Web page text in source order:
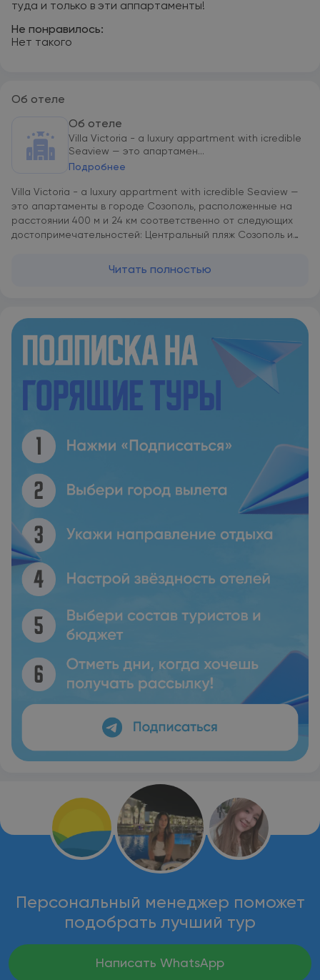
туда и только в эти аппартаменты!
Не понравилось:
Нет такого
Об отеле
Об отеле
Villa Victoria - a luxury appartment with icredible
Seaview — это апартамен...
Подробнее
Villa Victoria - a luxury appartment with icredible Seaview —
это апартаменты в городе Созополь, расположенные на
расстоянии 400 м и 24 км соответственно от следующих
достопримечательностей: Центральный пляж Созополь и
принадлежности для барбекю. Установлены бесплатный
апартаментах есть телевизор с плоским экраном с
кабельными каналами, несколько спален (2), обеденная
зона, полностью оборудованная кухня и ванная комната (1).
Гостям предоставляются постельное белье и полотенца. С
террасы открывается вид на море. Villa Victoria - a luxury
appartment with icredible Seaview располагается на
расстоянии 43 км и 700 м соответственно от таких
«Аполлония». Аэропорт Бургас находится в 44 км.
Читать полностью
Персональный менеджер поможет
подобрать лучший тур
Написать WhatsApp